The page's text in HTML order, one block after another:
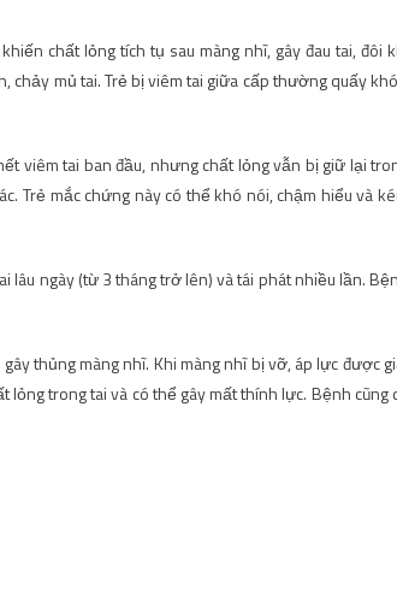
chất lỏng tích tụ sau màng nhĩ, gây đau tai, đôi
mủ tai. Trẻ bị viêm tai giữa cấp thường quấy
viêm tai ban đầu, nhưng chất lỏng vẫn bị giữ lại
Trẻ mắc chứng này có thể khó nói, chậm hiểu và
lâu ngày (từ 3 tháng trở lên) và tái phát nhiều lần.
thủng màng nhĩ. Khi màng nhĩ bị vỡ, áp lực được
trong tai và có thể gây mất thính lực. Bệnh cũng